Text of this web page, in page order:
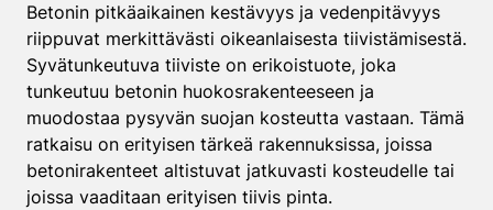
Betonin pitkäaikainen kestävyys ja vedenpitävyys
riippuvat merkittävästi oikeanlaisesta tiivistämisestä.
Syvätunkeutuva tiiviste on erikoistuote, joka
tunkeutuu betonin huokosrakenteeseen ja
muodostaa pysyvän suojan kosteutta vastaan. Tämä
ratkaisu on erityisen tärkeä rakennuksissa, joissa
betonirakenteet altistuvat jatkuvasti kosteudelle tai
joissa vaaditaan erityisen tiivis pinta.